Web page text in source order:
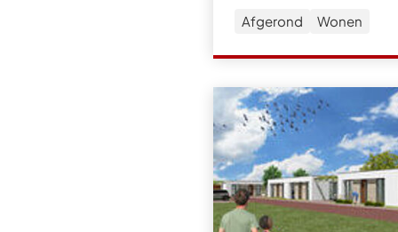
Afgerond Wonen